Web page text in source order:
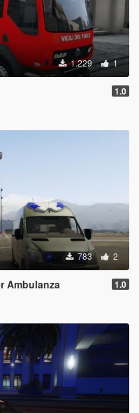
1.229 1
1.0
783 2
Ambulanza 1.0